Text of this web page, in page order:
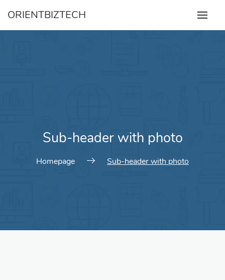
content
ORIENTBIZTECH
Sub-header with photo
Homepage Sub-header with photo